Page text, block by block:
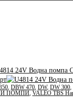
, DBW 470, DW, DW 300,
ПОМПИ, VALEO TBS